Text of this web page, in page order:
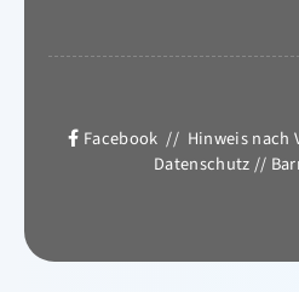
Facebook // Hinweis nach
Datenschutz//